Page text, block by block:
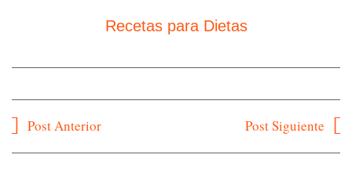
Recetas para Dietas
Navegación
Post Anterior Post Siguiente